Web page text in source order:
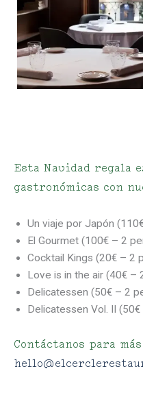
Esta Navidad regala
gastronómicas con
Un viaje por Japón
El Gourmet (100€ – 2
Cocktail Kings (20€ – 2
Love is in the air (40€ –
Delicatessen (50€ – 2
Delicatessen Vol. II
Contáctanos para